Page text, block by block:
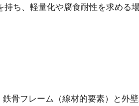
ち、軽量化や腐食耐性を求める
骨フレーム（線材的要素）と外